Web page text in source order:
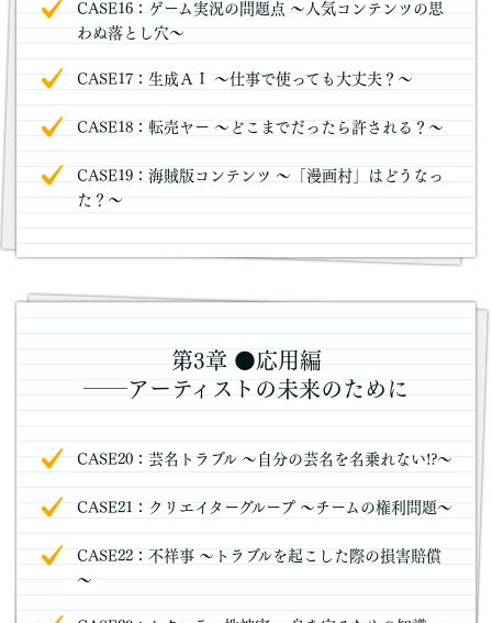
CASE16：ゲーム実況の問題点 ～人気コンテンツの思
わぬ落とし穴～
CASE17：生成ＡＩ ～仕事で使っても大丈夫？～
CASE18：転売ヤー ～どこまでだったら許される？～
CASE19：海賊版コンテンツ ～「漫画村」はどうなっ
た？～
第3章 ●応用編
――アーティストの未来のために
CASE20：芸名トラブル ～自分の芸名を名乗れない!?～
CASE21：クリエイターグループ ～チームの権利問題～
CASE22：不祥事 ～トラブルを起こした際の損害賠償
～